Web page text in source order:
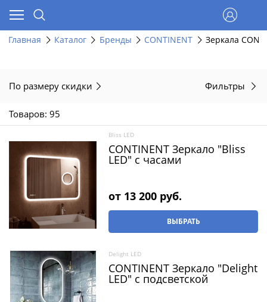
Главная Каталог Бренды CONTINENT Зеркала
По размеру скидки Фильтры
Товаров: 95
Bliss LED
CONTINENT Зеркало "Bliss
LED" c часами
от 13 200 руб.
ВЫБРАТЬ
Delight LED
CONTINENT Зеркало "Delight
LED" с подсветской